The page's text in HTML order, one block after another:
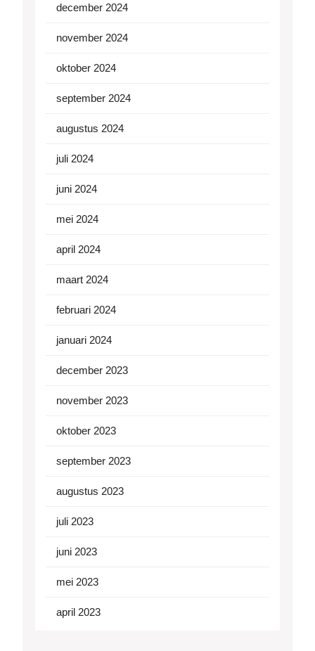
december 2024
november 2024
oktober 2024
september 2024
augustus 2024
juli 2024
juni 2024
mei 2024
april 2024
maart 2024
februari 2024
januari 2024
december 2023
november 2023
oktober 2023
september 2023
augustus 2023
juli 2023
juni 2023
mei 2023
april 2023